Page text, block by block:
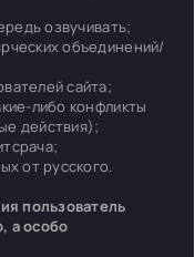
озвучивать;
объединений/
сайта;
либо конфликты
действия);
от русского.
пользователь
а особо